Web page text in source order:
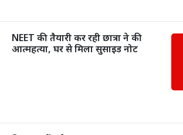
NEET की तैयारी कर रही छात्रा ने की
आत्महत्या, घर से मिला सुसाइड नोट